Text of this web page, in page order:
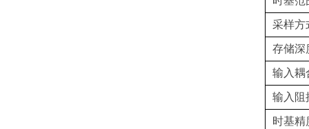
采样方
存储深
输入耦
输入阻
时基精